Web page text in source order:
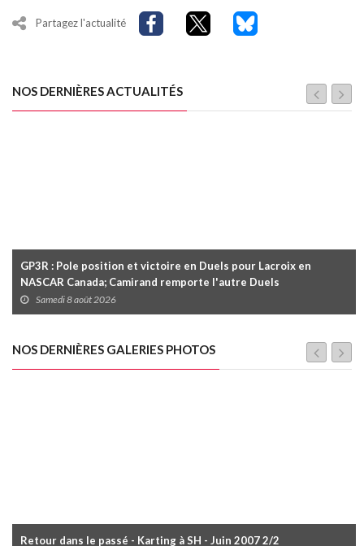
Partagez l'actualité
NOS DERNIÈRES ACTUALITÉS
GP3R : Pole position et victoire en Duels pour Lacroix en
NASCAR Canada; Camirand remporte l'autre Duels
Samedi 8 août 2026
NOS DERNIÈRES GALERIES PHOTOS
Retour dans le passé - Karting à SH - Juin 2007 2/2